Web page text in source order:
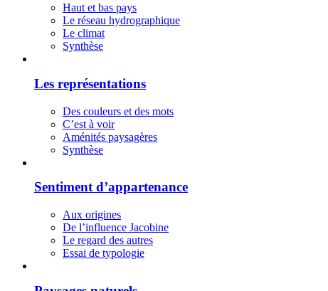
Haut et bas pays
Le réseau hydrographique
Le climat
Synthèse
Les représentations
Des couleurs et des mots
C’est à voir
Aménités paysagères
Synthèse
Sentiment d’appartenance
Aux origines
De l’influence Jacobine
Le regard des autres
Essai de typologie